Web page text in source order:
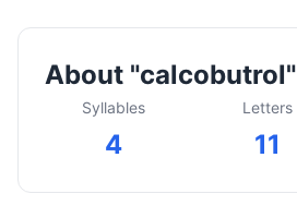
About "calcobutrol"
Syllables
4
Letters
11